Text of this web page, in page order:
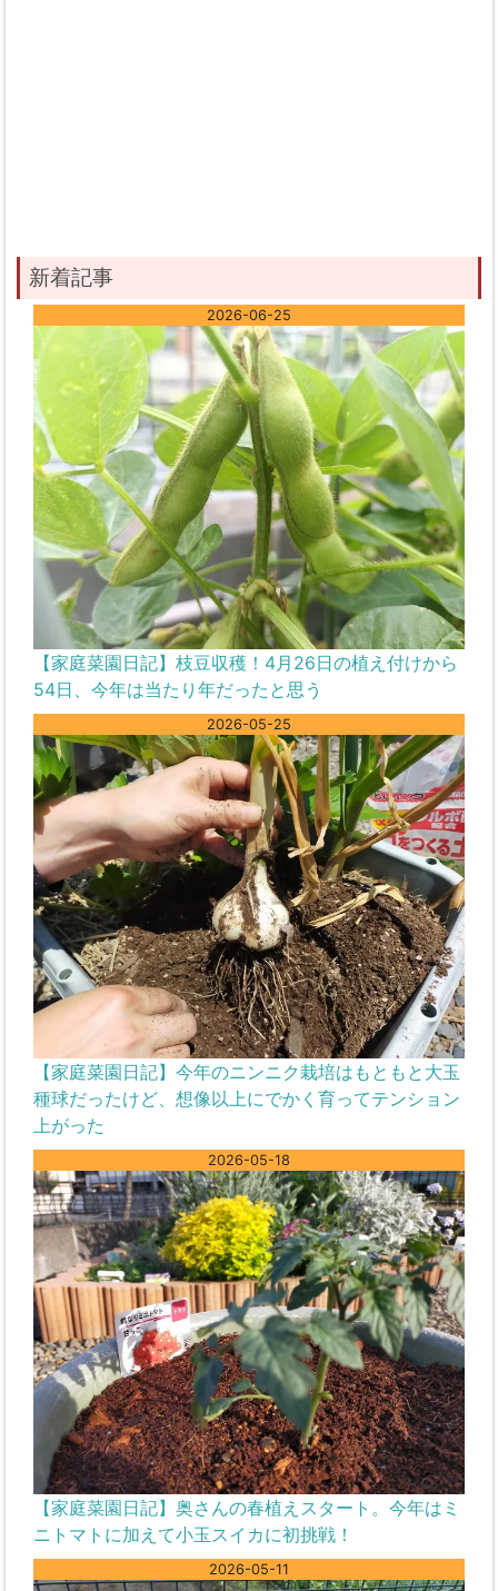
新着記事
2026-06-25
【家庭菜園日記】枝豆収穫！4月26日の植え付けから
54日、今年は当たり年だったと思う
2026-05-25
【家庭菜園日記】今年のニンニク栽培はもともと大玉
種球だったけど、想像以上にでかく育ってテンション
上がった
2026-05-18
【家庭菜園日記】奥さんの春植えスタート。今年はミ
ニトマトに加えて小玉スイカに初挑戦！
2026-05-11